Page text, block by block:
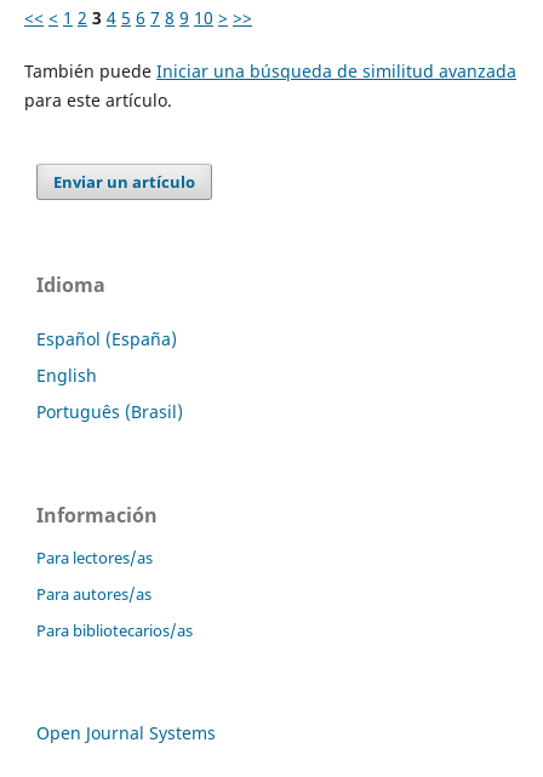
<< < 1 2 3 4 5 6 7 8 9 10 > >>
También puede Iniciar una búsqueda de similitud avanzada
para este artículo.
Enviar un artículo
Idioma
Español (España)
English
Português (Brasil)
Información
Para lectores/as
Para autores/as
Para bibliotecarios/as
Open Journal Systems